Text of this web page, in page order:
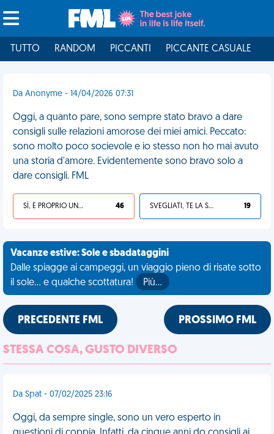
TUTTO RANDOM PICCANTI PICCANTE CASUALE
Da Anonyme - 14/04/2026 07:31
Oggi, a quanto pare, sono sempre stato bravo a dare
consigli sulle relazioni amorose dei miei amici. Peccato:
sono molto poco socievole e io stesso non ho mai avuto
una storia d'amore. Evidentemente sono bravo solo a
dare consigli. FML
SÌ, È PROPRIO UNA VDM! 46 SVEGLIATI, TE LA SEI CERCATA! 19
Vacanze estive: Sole e sbadataggini
Dalle spiagge ai campeggi, un viaggio pieno di risate sotto
il sole... e qualche scottatura!
Più…
PRECEDENTE FML PROSSIMO FML
STESSA COSA, GUSTO DIVERSO
Da Spat - 07/02/2025 23:16
Oggi, da sempre single, sono un vero esperto in